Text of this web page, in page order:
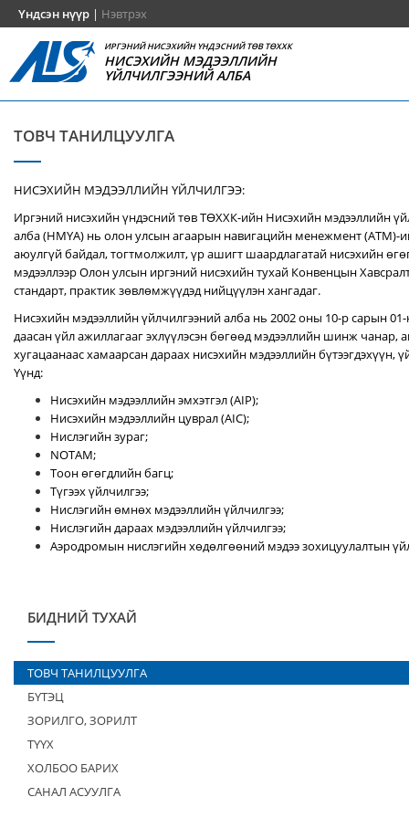
Үндсэн нүүр | Нэвтрэх
ИРГЭНИЙ НИСЭХИЙН ҮНДЭСНИЙ ТӨВ ТӨХХК
НИСЭХИЙН МЭДЭЭЛЛИЙН
ҮЙЛЧИЛГЭЭНИЙ АЛБА
ТОВЧ ТАНИЛЦУУЛГА
НИСЭХИЙН МЭДЭЭЛЛИЙН ҮЙЛЧИЛГЭЭ:
Иргэний нисэхийн үндэсний төв ТӨХХК-ийн Нисэхийн мэдээллийн
алба (НМҮА) нь олон улсын агаарын навигацийн менежмент (ATM)-
аюулгүй байдал, тогтмолжилт, үр ашигт шаардлагатай нисэхийн
мэдээллээр Олон улсын иргэний нисэхийн тухай Конвенцын
стандарт, практик зөвлөмжүүдэд нийцүүлэн хангадаг.
Нисэхийн мэдээллийн үйлчилгээний алба нь 2002 оны 10-р сарын
даасан үйл ажиллагааг эхлүүлэсэн бөгөөд мэдээллийн шинж чанар,
хугацаанаас хамаарсан дараах нисэхийн мэдээллийн бүтээгдэхүүн,
Үүнд:
Нисэхийн мэдээллийн эмхэтгэл (AIP);
Нисэхийн мэдээллийн цуврал (AIC);
Нислэгийн зураг;
NOTAM;
Тоон өгөгдлийн багц;
Түгээх үйлчилгээ;
Нислэгийн өмнөх мэдээллийн үйлчилгээ;
Нислэгийн дараах мэдээллийн үйлчилгээ;
Аэродромын нислэгийн хөдөлгөөний мэдээ зохицуулалтын
БИДНИЙ ТУХАЙ
ТОВЧ ТАНИЛЦУУЛГА
БҮТЭЦ
ЗОРИЛГО, ЗОРИЛТ
ТҮҮХ
ХОЛБОО БАРИХ
САНАЛ АСУУЛГА